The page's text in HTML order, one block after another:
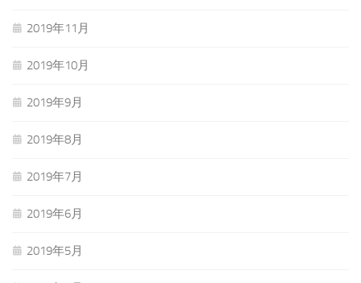
2019年11月
2019年10月
2019年9月
2019年8月
2019年7月
2019年6月
2019年5月